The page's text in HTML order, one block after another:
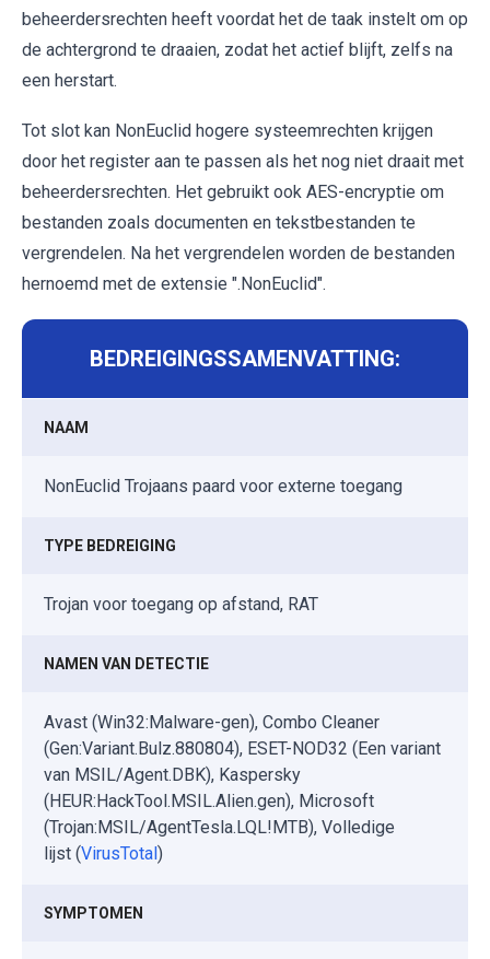
beheerdersrechten heeft voordat het de taak instelt om op
de achtergrond te draaien, zodat het actief blijft, zelfs na
een herstart.
Tot slot kan NonEuclid hogere systeemrechten krijgen
door het register aan te passen als het nog niet draait met
beheerdersrechten. Het gebruikt ook AES-encryptie om
bestanden zoals documenten en tekstbestanden te
vergrendelen. Na het vergrendelen worden de bestanden
hernoemd met de extensie ".NonEuclid".
BEDREIGINGSSAMENVATTING:
NAAM
NonEuclid Trojaans paard voor externe toegang
TYPE BEDREIGING
Trojan voor toegang op afstand, RAT
NAMEN VAN DETECTIE
Avast (Win32:Malware-gen), Combo Cleaner
(Gen:Variant.Bulz.880804), ESET-NOD32 (Een variant
van MSIL/Agent.DBK), Kaspersky
(HEUR:HackTool.MSIL.Alien.gen), Microsoft
(Trojan:MSIL/AgentTesla.LQL!MTB), Volledige
lijst (VirusTotal)
SYMPTOMEN